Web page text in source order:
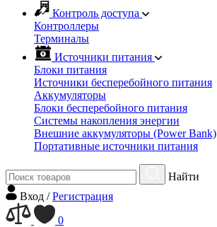
Контроль доступа
Контроллеры
Терминалы
Источники питания
Блоки питания
Источники бесперебойного питания
Аккумуляторы
Блоки бесперебойного питания
Системы накопления энергии
Внешние аккумуляторы (Power Bank)
Портативные источники питания
Найти
Вход /Регистрация
0